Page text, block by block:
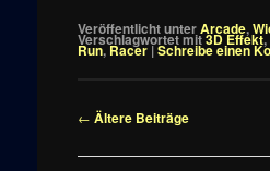
Veröffentlicht unterArcade,
Verschlagwortet mit3D Effekt,
Run,Racer|Schreibe einen
Beitragsnavigation
← Ältere Beiträge